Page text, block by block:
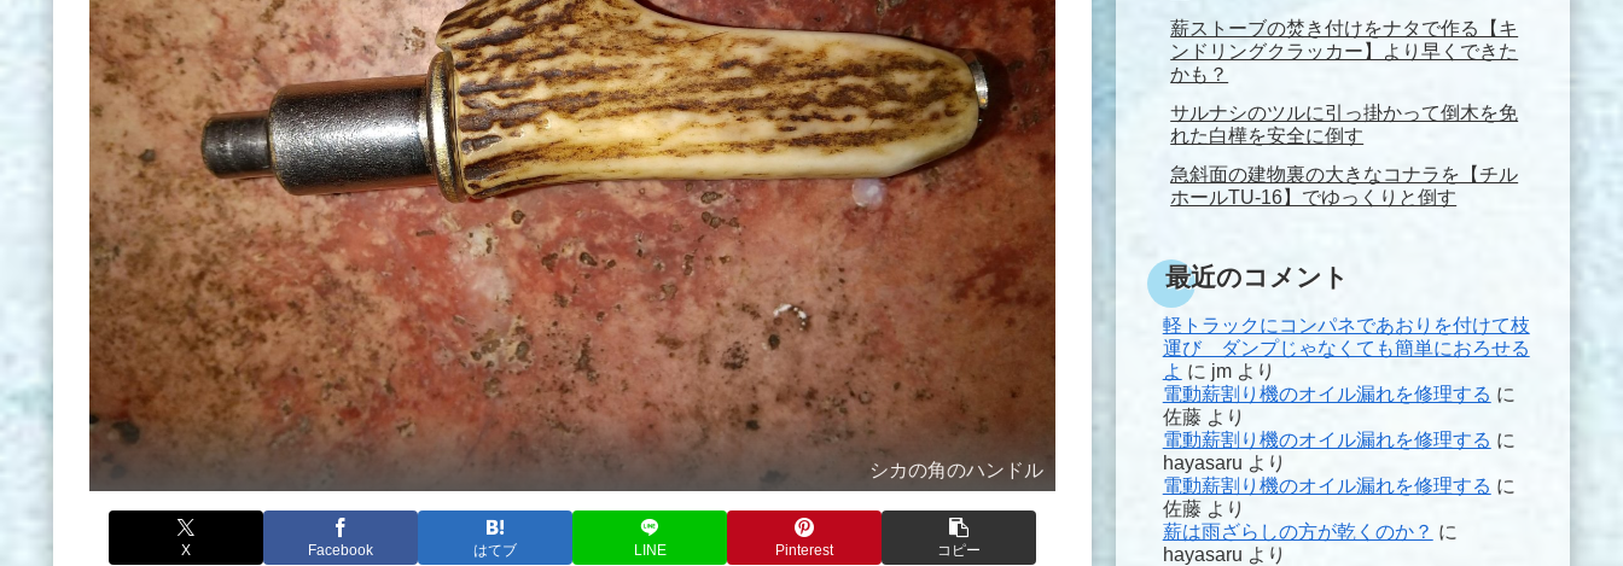
シカの角のハンドル
X Facebook はてブ LINE Pinterest コピー
薪ストーブの焚き付けをナタで作る【キ
ンドリングクラッカー】より早くできた
かも？
サルナシのツルに引っ掛かって倒木を免
れた白樺を安全に倒す
急斜面の建物裏の大きなコナラを【チル
ホールTU-16】でゆっくりと倒す
最近のコメント
軽トラックにコンパネであおりを付けて枝
運び ダンプじゃなくても簡単におろせる
よ に jmより
電動薪割り機のオイル漏れを修理する に
佐藤より
電動薪割り機のオイル漏れを修理する に
hayasaru より
電動薪割り機のオイル漏れを修理する に
佐藤より
薪は雨ざらしの方が乾くのか？ に
hayasaru より